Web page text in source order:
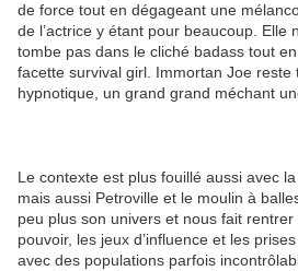
de force tout en dégageant une
de l’actrice y étant pour beaucoup. Elle
tombe pas dans le cliché badass tout
facette survival girl. Immortan Joe reste
hypnotique, un grand grand méchant
Le contexte est plus fouillé aussi avec
mais aussi Petroville et le moulin à
peu plus son univers et nous fait
pouvoir, les jeux d’influence et les
avec des populations parfois